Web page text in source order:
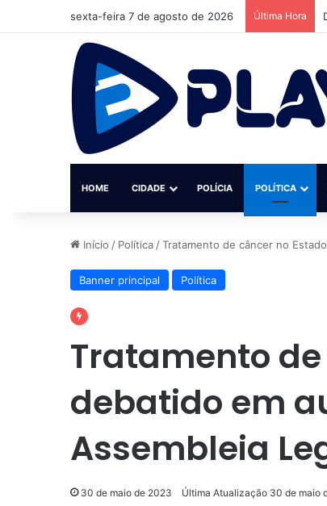
sexta-feira 7 de agosto de 2026 Última Hora
HOME CIDADE POLÍCIA POLÍTICA
Início / Política /Tratamento de câncer no
Banner principal Política
Tratamento
debatido em
Assembleia
30 de maio de 2023 Última Atualização 30 de maio